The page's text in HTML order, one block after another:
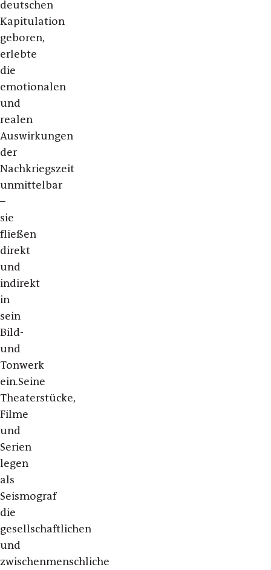
deutschen
Kapitulation
geboren,
erlebte
die
emotionalen
und
realen
Auswirkungen
der
Nachkriegszeit
unmittelbar
–
sie
fließen
direkt
und
indirekt
in
sein
Bild-
und
Tonwerk
ein.Seine
Theaterstücke,
Filme
und
Serien
legen
als
Seismograf
die
gesellschaftlichen
und
zwischenmenschliche